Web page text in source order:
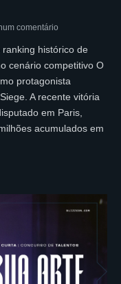
comentário
histórico de
cenário competitivo O
protagonista
A recente vitória
em Paris,
acumulados em